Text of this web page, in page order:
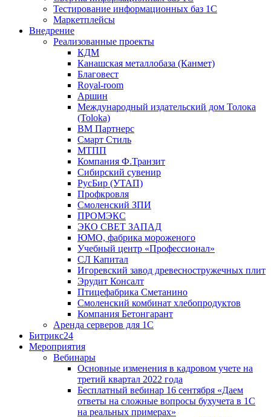
Тестирование информационных баз 1С
Маркетплейсы
Внедрение
Реализованные проекты
КДМ
Канашская металлобаза (Канмет)
Благовест
Royal-room
Аршин
Международный издательский дом Толока
(Toloka)
ВМ Партнерс
Смарт Стиль
МТПП
Компания Ф.Транзит
Сибирский сувенир
РусБир (УТАП)
Профкровля
Смоленский ЗПИ
ПРОМЭКС
ЭКО СВЕТ ЗАПАД
ЮМО, фабрика мороженого
Учебный центр «Профессионал»
СЛ Капитал
Игоревский завод древесностружечных плит
Эрудит Консалт
Птицефабрика Сметанино
Смоленский комбинат хлебопродуктов
Компания Бетонгарант
Аренда серверов для 1С
Битрикс24
Мероприятия
Вебинары
Основные изменения в кадровом учете на
третий квартал 2022 года
Бесплатный вебинар 16 сентября «Даем
ответы на сложные вопросы бухучета в 1С
на реальных примерах»